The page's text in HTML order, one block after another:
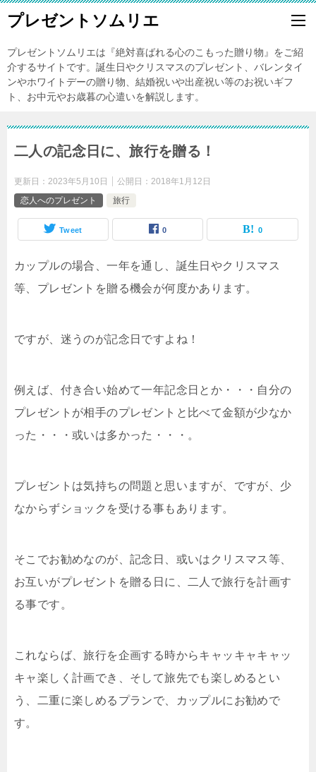
プレゼントソムリエ
プレゼントソムリエは『絶対喜ばれる心のこもった贈り物』をご紹
介するサイトです。誕生日やクリスマスのプレゼント、バレンタイ
ンやホワイトデーの贈り物、結婚祝いや出産祝い等のお祝いギフ
ト、お中元やお歳暮の心遣いを解説します。
二人の記念日に、旅行を贈る！
更新日： 2023年5月10日 公開日： 2018年1月12日
恋人へのプレゼント
旅行
Tweet 0 0
カップルの場合、一年を通し、誕生日やクリスマス
等、プレゼントを贈る機会が何度かあります。
ですが、迷うのが記念日ですよね！
例えば、付き合い始めて一年記念日とか・・・自分の
プレゼントが相手のプレゼントと比べて金額が少なか
った・・・或いは多かった・・・。
プレゼントは気持ちの問題と思いますが、ですが、少
なからずショックを受ける事もあります。
そこでお勧めなのが、記念日、或いはクリスマス等、
お互いがプレゼントを贈る日に、二人で旅行を計画す
る事です。
これならば、旅行を企画する時からキャッキャキャッ
キャ楽しく計画でき、そして旅先でも楽しめるとい
う、二重に楽しめるプランで、カップルにお勧めで
す。